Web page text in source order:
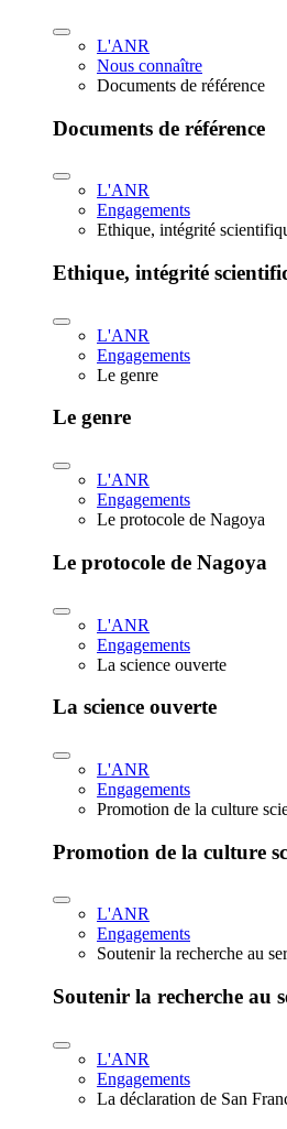
L'ANR
Nous connaître
Documents de référence
Documents de référence
L'ANR
Engagements
Ethique, intégrité
Ethique, intégrité
L'ANR
Engagements
Le genre
Le genre
L'ANR
Engagements
Le protocole de Nagoya
Le protocole de Nagoya
L'ANR
Engagements
La science ouverte
La science ouverte
L'ANR
Engagements
Promotion de la culture
Promotion de la culture
L'ANR
Engagements
Soutenir la recherche au
Soutenir la recherche au
L'ANR
Engagements
La déclaration de San